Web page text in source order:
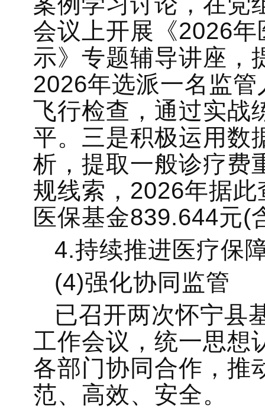
会议上开展《2026
示》专题辅导讲座，
2026年选派一名监
飞行检查，通过实战
平。三是积极运用数
析，提取一般诊疗费
规线索，2026年据
医保基金839.644元(
4.持续推进医疗保
(4)强化协同监管
已召开两次怀宁县
工作会议，统一思想
各部门协同合作，推
范、高效、安全。